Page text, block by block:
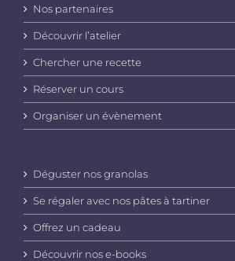
Nos partenaires
Découvrir l’atelier
Chercher une recette
Réserver un cours
Organiser un évènement
Déguster nos granolas
Se régaler avec nos pâtes à tartiner
Offrez un cadeau
Découvrir nos e-books